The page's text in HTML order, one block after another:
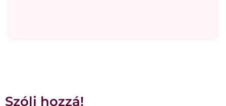
Szólj hozzá!